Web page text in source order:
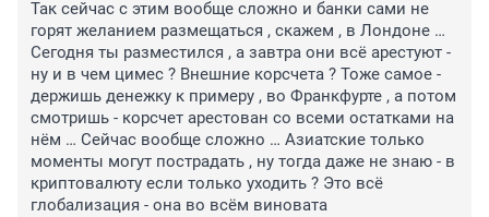
Так сейчас с этим вообще сложно и банки сами не
горят желанием размещаться , скажем , в Лондоне …
Сегодня ты разместился , а завтра они всё арестуют -
ну и в чем цимес ? Внешние корсчета ? Тоже самое -
держишь денежку к примеру , во Франкфурте , а потом
смотришь - корсчет арестован со всеми остатками на
нём … Сейчас вообще сложно … Азиатские только
моменты могут пострадать , ну тогда даже не знаю - в
криптовалюту если только уходить ? Это всё
глобализация - она во всём виновата